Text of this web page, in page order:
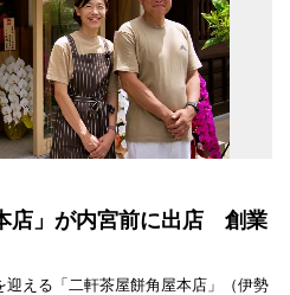
店」が内宮前に出店 創業
える「二軒茶屋餅角屋本店」（伊勢